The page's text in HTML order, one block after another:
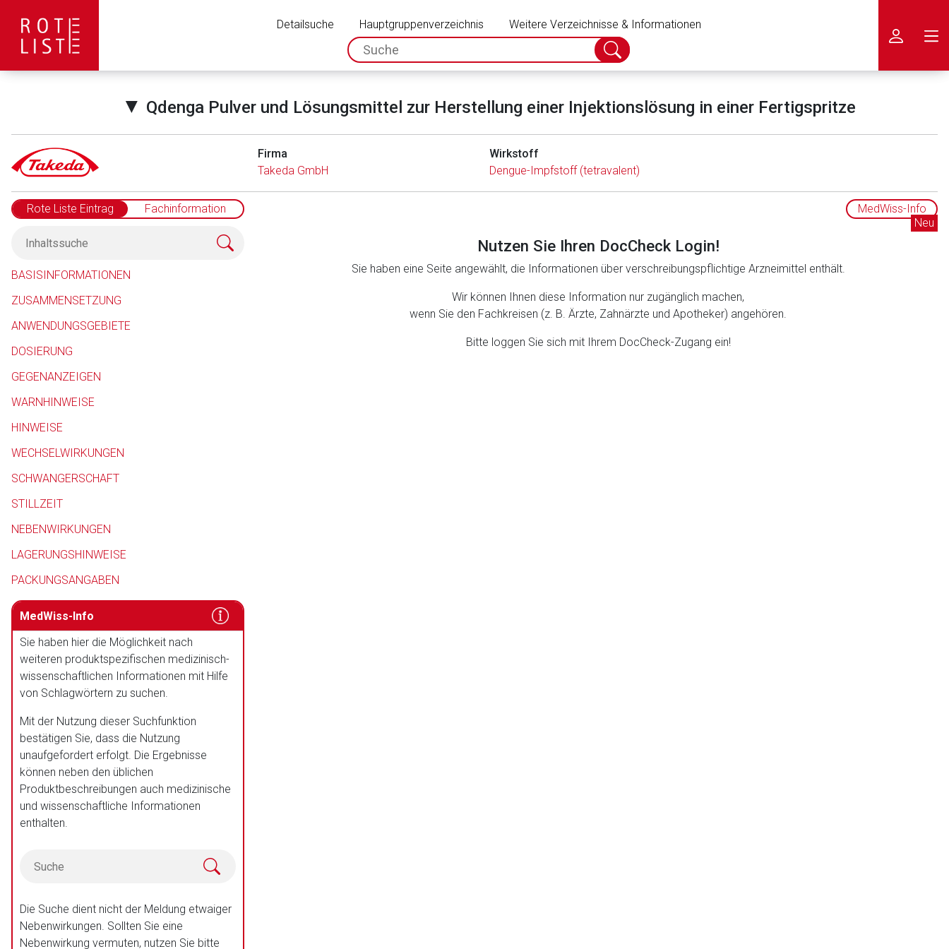
Detailsuche Hauptgruppenverzeichnis
Weitere Verzeichnisse & Informationen
spc.search.input.placeholder
Suche
abschicken
▼ Qdenga Pulver und Lösungsmittel zur Herstellung einer Injektionslösung in einer Fertigspritze
Firma
Takeda GmbH
Wirkstoff
Dengue-Impfstoff (tetravalent)
Rote Liste Eintrag Fachinformation
MedWiss-Info
Neu
BASISINFORMATIONEN
ZUSAMMENSETZUNG
ANWENDUNGSGEBIETE
DOSIERUNG
GEGENANZEIGEN
WARNHINWEISE
HINWEISE
WECHSELWIRKUNGEN
SCHWANGERSCHAFT
STILLZEIT
NEBENWIRKUNGEN
LAGERUNGSHINWEISE
PACKUNGSANGABEN
MedWiss-Info
Sie haben hier die Möglichkeit nach
weiteren produktspezifischen medizinisch-
wissenschaftlichen Informationen mit Hilfe
von Schlagwörtern zu suchen.
Mit der Nutzung dieser Suchfunktion
bestätigen Sie, dass die Nutzung
unaufgefordert erfolgt. Die Ergebnisse
können neben den üblichen
Produktbeschreibungen auch medizinische
und wissenschaftliche Informationen
enthalten.
Die Suche dient nicht der Meldung etwaiger
Nebenwirkungen. Sollten Sie eine
Nebenwirkung vermuten, nutzen Sie bitte
Nutzen Sie Ihren DocCheck Login!
Sie haben eine Seite angewählt, die Informationen über verschreibungspflichtige Arzneimittel enthält.
Wir können Ihnen diese Information nur zugänglich machen,
wenn Sie den Fachkreisen (z. B. Ärzte, Zahnärzte und Apotheker) angehören.
Bitte loggen Sie sich mit Ihrem DocCheck-Zugang ein!